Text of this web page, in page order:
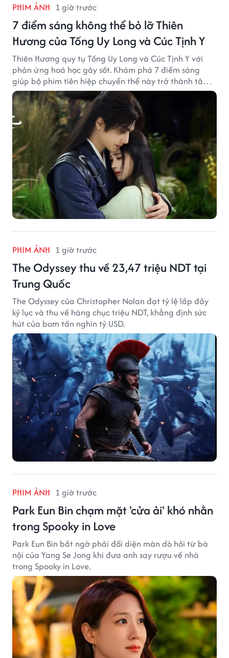
PHIM ẢNH 1 giờ trước
7 điểm sáng không thể bỏ lỡ Thiên
Hương của Tống Uy Long và Cúc Tịnh Y
Thiên Hương quy tụ Tống Uy Long và Cúc Tịnh Y với
phản ứng hoá học gây sốt. Khám phá 7 điểm sáng
giúp bộ phim tiên hiệp chuyển thể này trở thành tâm
điểm chú ý.
PHIM ẢNH 1 giờ trước
The Odyssey thu về 23,47 triệu NDT tại
Trung Quốc
The Odyssey của Christopher Nolan đạt tỷ lệ lấp đầy
kỷ lục và thu về hàng chục triệu NDT, khẳng định sức
hút của bom tấn nghìn tỷ USD.
PHIM ẢNH 1 giờ trước
Park Eun Bin chạm mặt 'cửa ải' khó nhằn
trong Spooky in Love
Park Eun Bin bất ngờ phải đối diện màn dò hỏi từ bà
nội của Yang Se Jong khi đưa anh say rượu về nhà
trong Spooky in Love.